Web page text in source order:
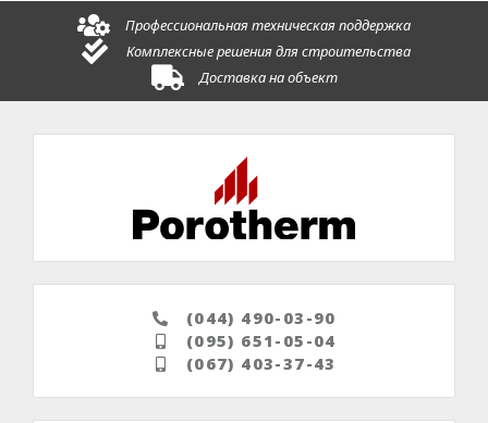
Профессиональная техническая поддержка
Комплексные решения для строительства
Доставка на объект
(044) 490-03-90
(095) 651-05-04
(067) 403-37-43